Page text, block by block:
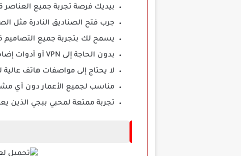
بيديك فرصة تجربة جميع العناصر
جرب فتح الصناديق النادرة مثل
يسمح لك بتجربة جميع التصاميم
بدون الحاجة إلى VPN أو أدوات إضافية لتشغيله.
لا يحتاج إلى مواصفات هاتف
مناسب لجميع الأعمار دون أي
تجربة ممتعة لمحبي ببجي الذين